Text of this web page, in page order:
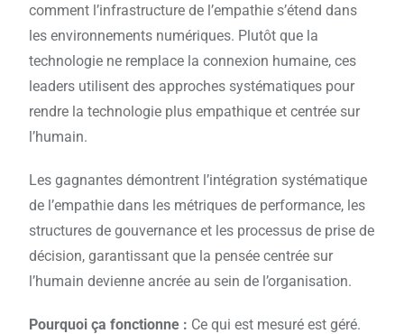
comment l’infrastructure de l’empathie s’étend dans
les environnements numériques. Plutôt que la
technologie ne remplace la connexion humaine, ces
leaders utilisent des approches systématiques pour
rendre la technologie plus empathique et centrée sur
l’humain.
Les gagnantes démontrent l’intégration systématique
de l’empathie dans les métriques de performance, les
structures de gouvernance et les processus de prise de
décision, garantissant que la pensée centrée sur
l’humain devienne ancrée au sein de l’organisation.
Pourquoi ça fonctionne : Ce qui est mesuré est géré.